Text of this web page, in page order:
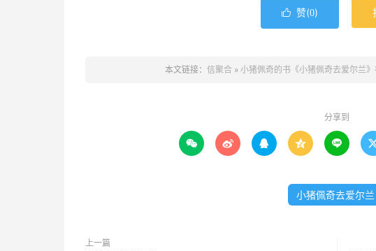
 赞(0)
本文链接： 信聚合 » 小猪佩奇的书《小猪佩奇去爱尔兰
分享到
    
小猪佩奇去爱尔兰
上一篇